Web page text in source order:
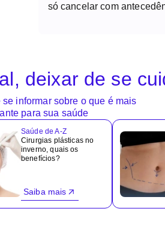
só cancelar com
deixar de se
informar sobre o que é mais
para sua saúde
Saúde de A-Z
Cirurgias plásticas no
inverno, quais os
benefícios?
Saiba mais